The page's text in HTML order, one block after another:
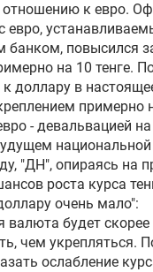
отношению к евро.
евро,
банком, повысился
на 10 тенге.
доллару в
примерно
- девальвацией на
"ДН", опираясь на
роста курса
очень мало":
валюта будет скорее
чем укрепляться.
ослабление